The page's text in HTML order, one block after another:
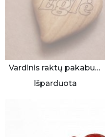
Vardinis raktų pakabukas
Išparduota